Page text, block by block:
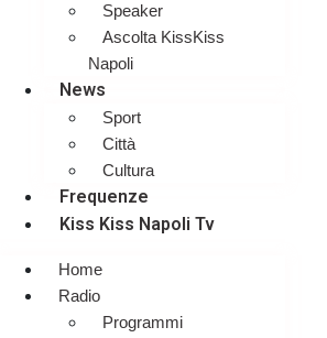
Speaker
Ascolta KissKiss
Napoli
News
Sport
Città
Cultura
Frequenze
Kiss Kiss Napoli Tv
Home
Radio
Programmi